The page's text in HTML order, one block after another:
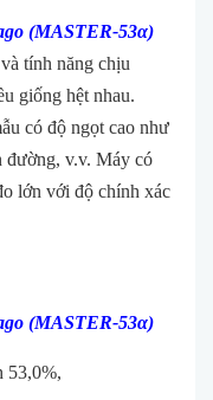
(MASTER-53α)
tính năng chịu
​​giống hệt nhau.
có độ ngọt cao như
đường, v.v. Máy có
lớn với độ chính xác
(MASTER-53α)
53,0%,